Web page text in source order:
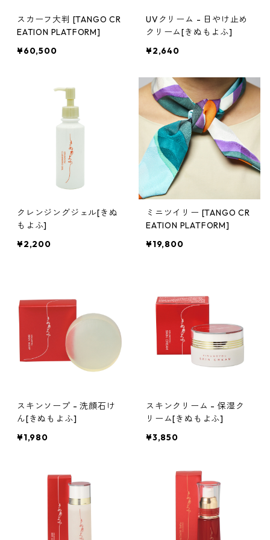
スカーフ大判 [TANGO CR
EATION PLATFORM]
¥60,500
UVクリーム - 日やけ止め
クリーム[きぬもよふ]
¥2,640
クレンジングジェル[きぬ
もよふ]
¥2,200
ミニツイリー [TANGO CR
EATION PLATFORM]
¥19,800
スキンソープ - 洗顔石け
ん[きぬもよふ]
¥1,980
スキンクリーム - 保湿ク
リーム[きぬもよふ]
¥3,850